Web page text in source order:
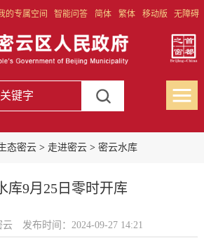
的专属空间 智能问答 简体 繁体 移动版 无障碍
态密云> 走进密云> 密云水库
库9月25日零时开库
云 发布时间：2024-09-27 14:21